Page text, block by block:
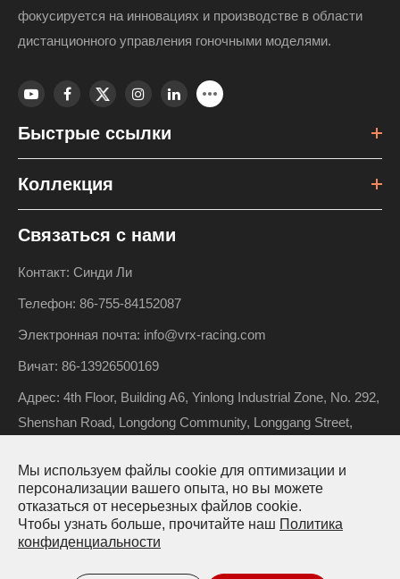
фокусируется на инновациях и производстве в области
дистанционного управления гоночными моделями.
Быстрые ссылки
Коллекция
Связаться с нами
Контакт: Синди Ли
Телефон: 86-755-84152087
Электронная почта: info@vrx-racing.com
Вичат: 86-13926500169
Адрес: 4th Floor, Building A6, Yinlong Industrial Zone, No. 292,
Shenshan Road, Longdong Community, Longgang Street,
Авторские права © Riverhobby Tech (Shenzhen) Co., Ltd.
Все права защищены.
Карта сайта Политика конфиденциальности
Мы используем файлы cookie для оптимизации и
персонализации вашего опыта, но вы можете
отказаться от несерьезных файлов cookie.
Чтобы узнать больше, прочитайте наш Политика
конфиденциальности